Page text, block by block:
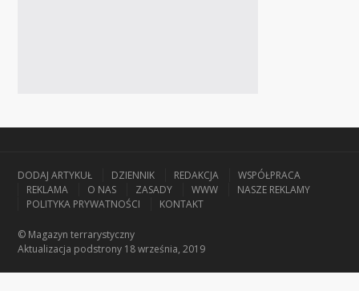
DODAJ ARTYKUŁ DZIENNIK REDAKCJA
WSPÓŁPRACA
REKLAMA
O NAS ZASADY WWW
NASZE REKLAMY
POLITYKA PRYWATNOŚCI
KONTAKT
© Magazyn terrarystyczny
Aktualizacja podstrony 18 września, 2019